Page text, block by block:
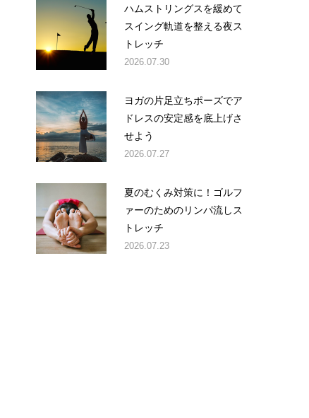
ハムストリングスを緩めて
スイング軌道を整える夜ス
トレッチ
2026.07.30
ヨガの片足立ちポーズでア
ドレスの安定感を底上げさ
せよう
2026.07.27
夏のむくみ対策に！ゴルフ
ァーのためのリンパ流しス
トレッチ
2026.07.23